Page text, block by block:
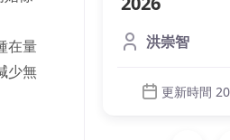
在量
少無
設計技
制器
洪崇智
更新時間